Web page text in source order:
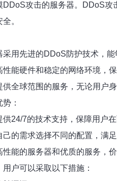
攻击的服务器。DDoS
。
用先进的DDoS防护技术，能
能硬件和稳定的网络环境，保
全球范围的服务，无论用户
：
24/7的技术支持，保障用户
的需求选择不同的配置，满
能的服务器和优质的服务，价
户可以采取以下措施：